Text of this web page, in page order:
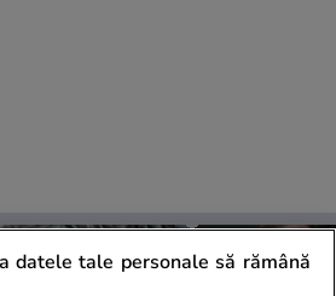
datele tale personale să rămână